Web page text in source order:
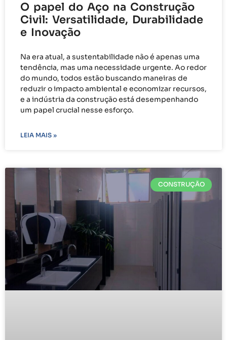
O papel do Aço na Construção
Civil: Versatilidade, Durabilidade
e Inovação
Na era atual, a sustentabilidade não é apenas uma
tendência, mas uma necessidade urgente. Ao redor
do mundo, todos estão buscando maneiras de
reduzir o impacto ambiental e economizar recursos,
e a indústria da construção está desempenhando
um papel crucial nesse esforço.
LEIA MAIS »
CONSTRUÇÃO